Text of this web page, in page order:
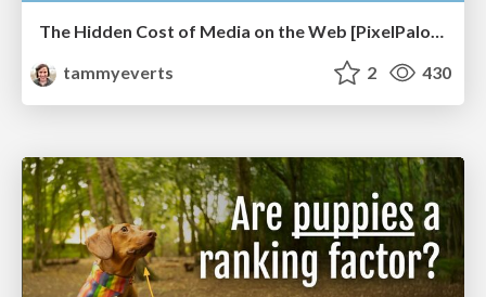
tammyeverts
2 430